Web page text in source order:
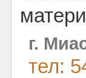
г.
тел: